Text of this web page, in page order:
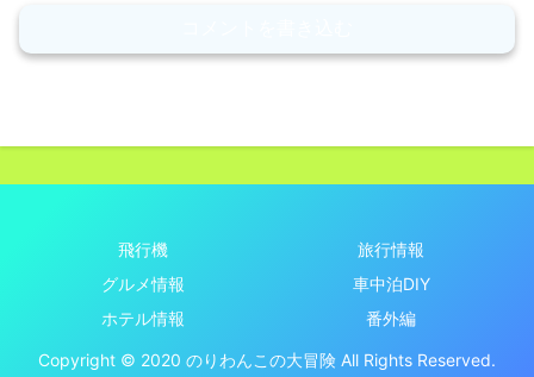
飛行機
旅行情報
グルメ情報
車中泊DIY
ホテル情報
番外編
Copyright © 2020 のりわんこの大冒険 All Rights Reserved.